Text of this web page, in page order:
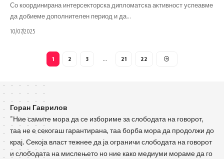
Со координирана интерсекторска дипломатска активност успеавме
да добиеме дополнителен период и да…
10/07/2025
1 2 3 … 21 22
Горан Гаврилов
“Ние самите мора да се избориме за слободата на говорот,
таа не е секогаш гарантирана, таа борба мора да продолжи до
крај. Секоја власт тежнее да ја ограничи слободата на говорот
и слободата на мислењето но ние како медиуми мораме да го